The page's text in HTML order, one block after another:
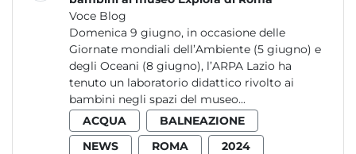
Voce Blog
Domenica 9 giugno, in occasione delle
Giornate mondiali dell’Ambiente (5 giugno) e
degli Oceani (8 giugno), l’ARPA Lazio ha
tenuto un laboratorio didattico rivolto ai
bambini negli spazi del museo...
ACQUA
BALNEAZIONE
NEWS
ROMA
2024